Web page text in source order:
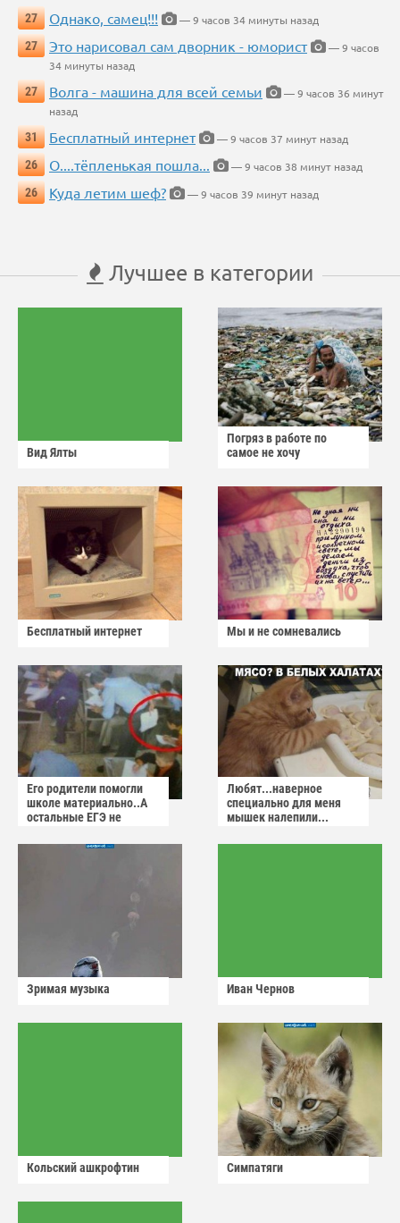
27
Однако, самец!!!
— 9 часов 34 минуты назад
27
Это нарисовал сам дворник - юморист
— 9 часов
34 минуты назад
27
Волга - машина для всей семьи
— 9 часов 36 минут
назад
31
Бесплатный интернет
— 9 часов 37 минут назад
26
О....тёпленькая пошла...
— 9 часов 38 минут назад
26
Куда летим шеф? — 9 часов 39 минут назад
Лучшее в категории
Вид Ялты
Погряз в работе по
самое не хочу
Бесплатный интернет Мы и не сомневались
Его родители помогли
школе материально..А
остальные ЕГЭ не
Любят...наверное
специально для меня
мышек налепили...
Зримая музыка Иван Чернов
Кольский ашкрофтин Симпатяги